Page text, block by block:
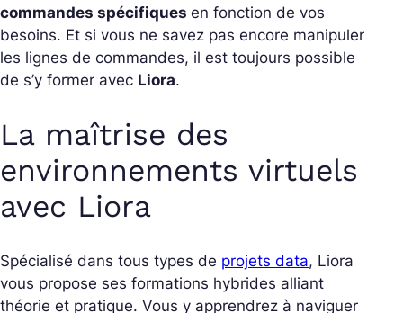
commandes spécifiques en fonction de vos
besoins. Et si vous ne savez pas encore manipuler
les lignes de commandes, il est toujours possible
de s’y former avec Liora.
La maîtrise des
environnements virtuels
avec Liora
Spécialisé dans tous types de projets data, Liora
vous propose ses formations hybrides alliant
théorie et pratique. Vous y apprendrez à naviguer